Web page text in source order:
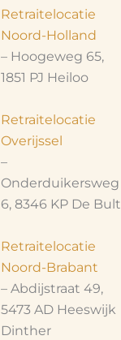
Retraitelocatie
Noord-Holland
– Hoogeweg 65,
1851 PJ Heiloo
Retraitelocatie
Overijssel
–
Onderduikersweg
6, 8346 KP De Bult
Retraitelocatie
Noord-Brabant
– Abdijstraat 49,
5473 AD Heeswijk
Dinther